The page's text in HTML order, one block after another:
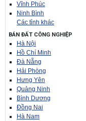
Vĩnh Phúc
Ninh Bình
Các tỉnh khác
BÁN ĐẤT CÔNG NGHIỆP
Hà Nội
Hồ Chí Minh
Đà Nẵng
Hải Phòng
Hưng Yên
Quảng Ninh
Bình Dương
Đồng Nai
Hà Nam